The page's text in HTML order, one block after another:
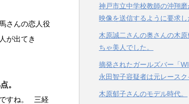
さんの恋人役
が出てき
。
すね。 三経
神戸市立中学校教師の沖翔
映像を送信するように要求し
木原誠二さんの奥さんの木原
ちゃ美人でした。
摘発されたガールズバー「
永田智子容疑者は元レースク
木原郁子さんのモデル時代。